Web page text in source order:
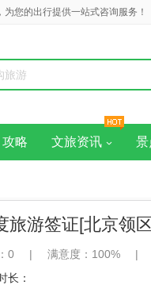
您的出行提供一站式咨询服务！
攻略 文旅资讯 景
旅游签证[北京领
0 | 满意度：100% |
长：